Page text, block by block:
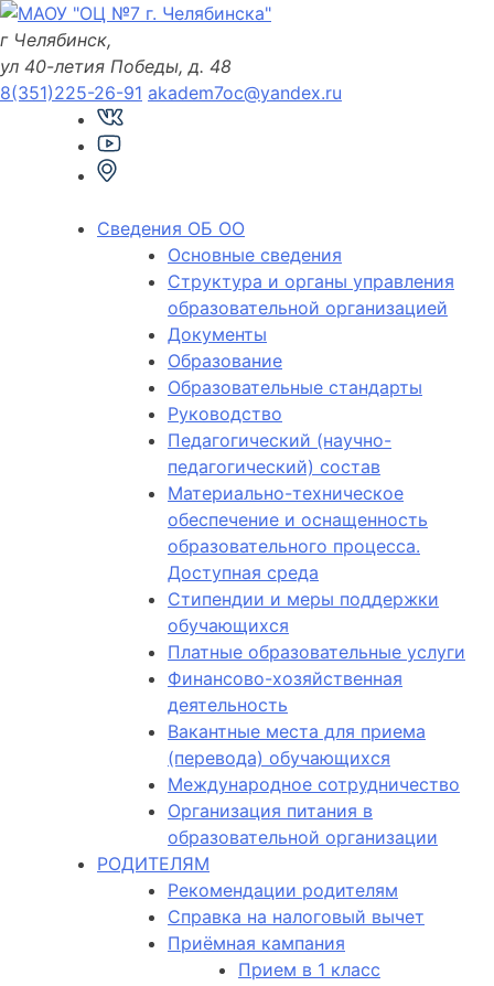
Skip
to
content
г Челябинск,
ул 40-летия Победы, д. 48
8(351)225-26-91 akadem7oc@yandex.ru
Сведения ОБ ОО
Основные сведения
Структура и органы управления
образовательной организацией
Документы
Образование
Образовательные стандарты
Руководство
Педагогический (научно-
педагогический) состав
Материально-техническое
обеспечение и оснащенность
образовательного процесса.
Доступная среда
Стипендии и меры поддержки
обучающихся
Платные образовательные услуги
Финансово-хозяйственная
деятельность
Вакантные места для приема
(перевода) обучающихся
Международное сотрудничество
Организация питания в
образовательной организации
РОДИТЕЛЯМ
Рекомендации родителям
Справка на налоговый вычет
Приёмная кампания
Прием в 1 класс